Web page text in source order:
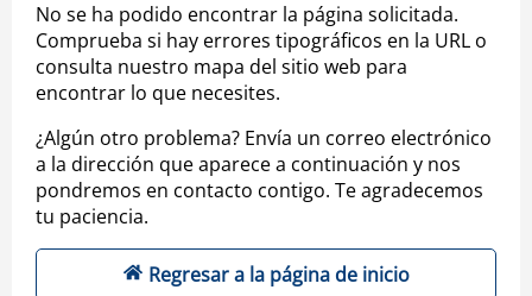
No se ha podido encontrar la página solicitada.
Comprueba si hay errores tipográficos en la URL o
consulta nuestro mapa del sitio web para
encontrar lo que necesites.
¿Algún otro problema? Envía un correo electrónico
a la dirección que aparece a continuación y nos
pondremos en contacto contigo. Te agradecemos
tu paciencia.
Regresar a la página de inicio